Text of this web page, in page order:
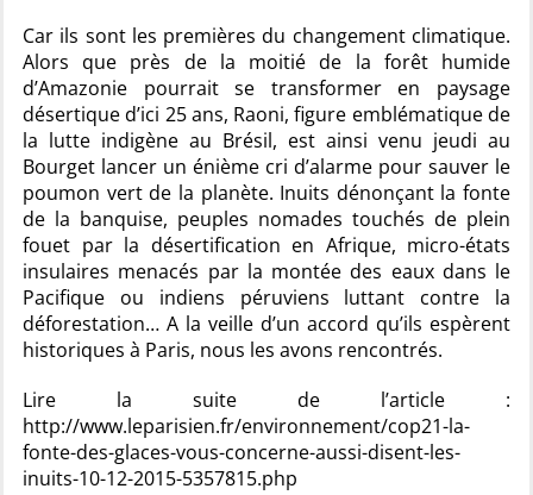
Car ils sont les premières du changement climatique.
Alors que près de la moitié de la forêt humide
d’Amazonie pourrait se transformer en paysage
désertique d’ici 25 ans, Raoni, figure emblématique de
la lutte indigène au Brésil, est ainsi venu jeudi au
Bourget lancer un énième cri d’alarme pour sauver le
poumon vert de la planète. Inuits dénonçant la fonte
de la banquise, peuples nomades touchés de plein
fouet par la désertification en Afrique, micro-états
insulaires menacés par la montée des eaux dans le
Pacifique ou indiens péruviens luttant contre la
déforestation… A la veille d’un accord qu’ils espèrent
historiques à Paris, nous les avons rencontrés.
Lire la suite de l’article :
http://www.leparisien.fr/environnement/cop21-la-
fonte-des-glaces-vous-concerne-aussi-disent-les-
inuits-10-12-2015-5357815.php